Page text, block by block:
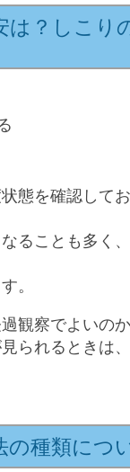
は？しこり
態を確認して
ることも多く
。
観察でよいの
られるときは
の種類につ